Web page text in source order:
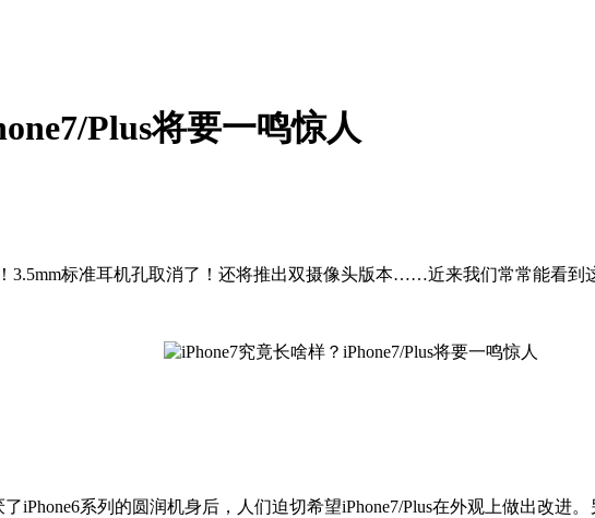
Plus将要一鸣惊人
3.5mm标准耳机孔取消了！还将推出双摄像头版本……近来我们常常能看
iPhone6系列的圆润机身后，人们迫切希望iPhone7/Plus在外观上做出改进